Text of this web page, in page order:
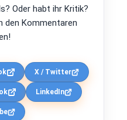
Oder habt ihr Kritik?
den Kommentaren
X / Twitter
LinkedIn